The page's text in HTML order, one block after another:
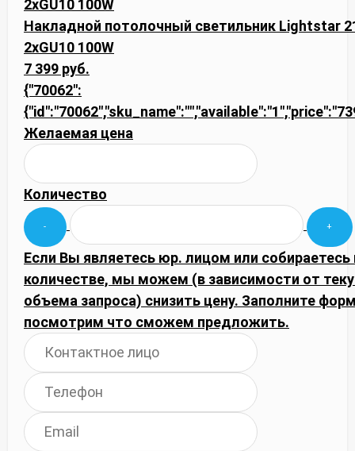
Накладной потолочный светильник Lightstar
2xGU10 100W
7 399 руб.
{"70062":
Желаемая цена
Количество
Если Вы являетесь юр. лицом или
количестве, мы можем (в зависимости от
объема запроса) снизить цену. Заполните
посмотрим что сможем предложить.